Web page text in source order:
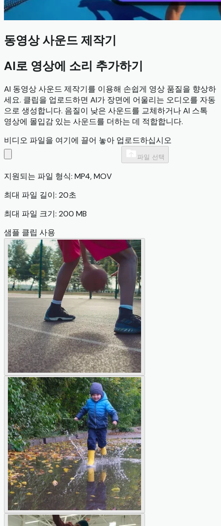
동영상 사운드 제작기
AI로 영상에 소리 추가하기
AI 동영상 사운드 제작기를 이용해 손쉽게 영상 품질을 향상하
세요. 클립을 업로드하면 AI가 장면에 어울리는 오디오를 자동
으로 생성합니다. 음질이 낮은 사운드를 교체하거나 AI 스톡
영상에 몰입감 있는 사운드를 더하는 데 적합합니다.
비디오 파일을 여기에 끌어 놓아 업로드하십시오
파일 선택
지원되는 파일 형식: MP4, MOV
최대 파일 길이: 20초
최대 파일 크기: 200 MB
샘플 클립 사용